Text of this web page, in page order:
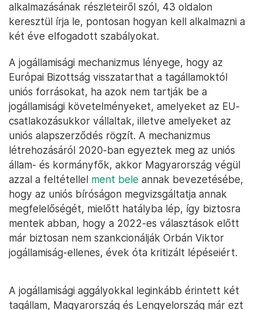
alkalmazásának részleteiről szól, 43 oldalon
keresztül írja le, pontosan hogyan kell alkalmazni a
két éve elfogadott szabályokat.
A jogállamisági mechanizmus lényege, hogy az
Európai Bizottság visszatarthat a tagállamoktól
uniós forrásokat, ha azok nem tartják be a
jogállamisági követelményeket, amelyeket az EU-
csatlakozásukkor vállaltak, illetve amelyeket az
uniós alapszerződés rögzít. A mechanizmus
létrehozásáról 2020-ban egyeztek meg az uniós
állam- és kormányfők, akkor Magyarország végül
azzal a feltétellel ment bele annak bevezetésébe,
hogy az uniós bíróságon megvizsgáltatja annak
megfelelőségét, mielőtt hatályba lép, így biztosra
mentek abban, hogy a 2022-es választások előtt
már biztosan nem szankcionálják Orbán Viktor
jogállamiság-ellenes, évek óta kritizált lépéseiért.
A jogállamisági aggályokkal leginkább érintett két
tagállam, Magyarország és Lengyelország már ezt